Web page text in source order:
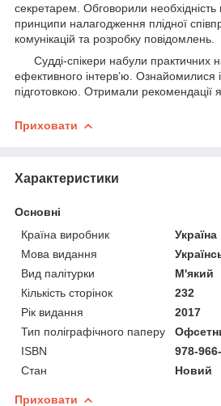
секретарем. Обговорили необхідність
принципи налагодження плідної
комунікацій та розробку повідомлень.
Судді-спікери набули практичних
ефективного інтерв’ю. Ознайомилися
підготовкою. Отримали рекомендації
Приховати
Характеристики
Основні
Країна виробник
Україна
Мова видання
Вид палітурки
М'який
Кількість сторінок
232
Рік видання
2017
Тип поліграфічного паперу
ISBN
978-
Стан
Новий
Приховати